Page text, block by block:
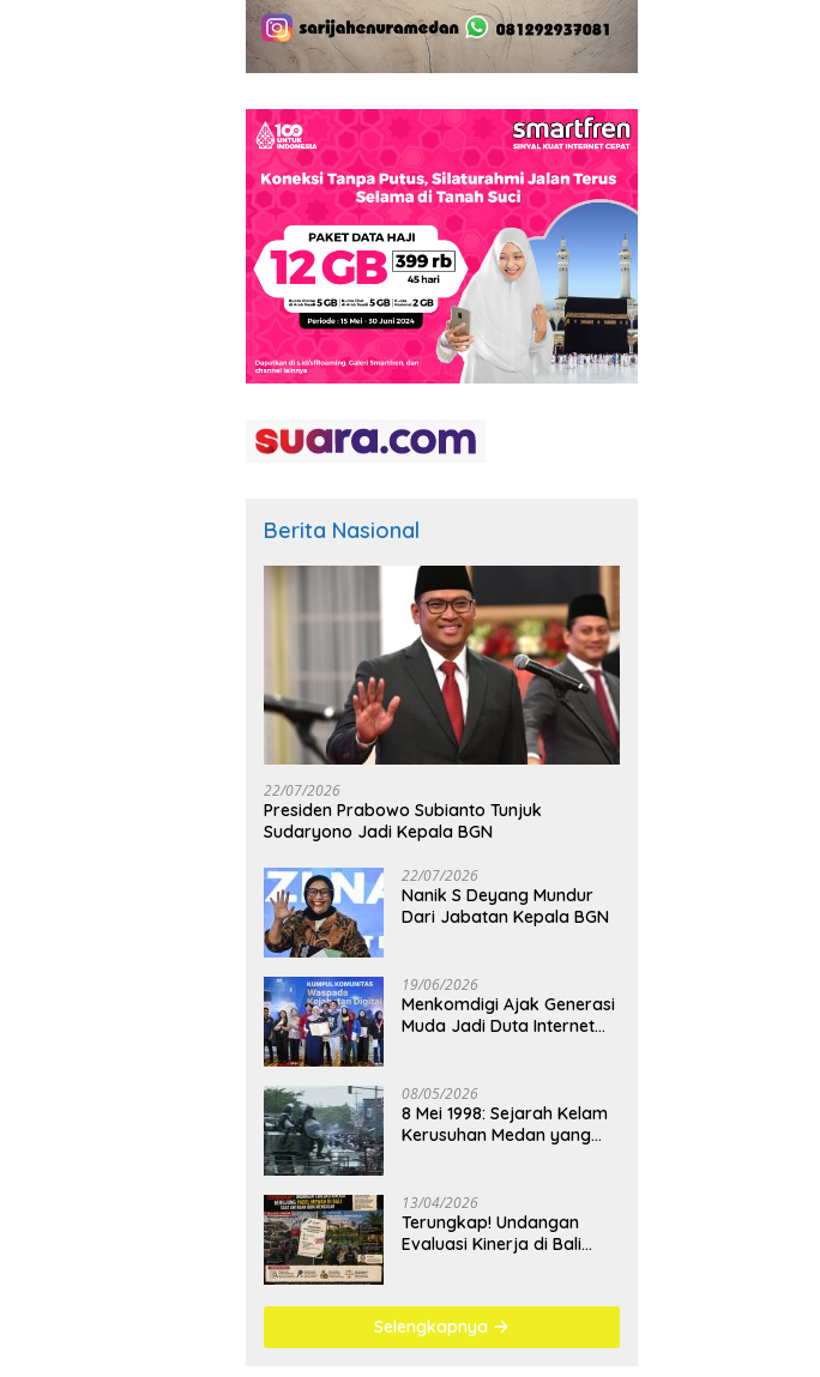
Berita Nasional
22/07/2026
Presiden Prabowo Subianto Tunjuk
Sudaryono Jadi Kepala BGN
22/07/2026
Nanik S Deyang Mundur
Dari Jabatan Kepala BGN
19/06/2026
Menkomdigi Ajak Generasi
Muda Jadi Duta Internet
08/05/2026
8 Mei 1998: Sejarah Kelam
Kerusuhan Medan yang
13/04/2026
Terungkap! Undangan
Evaluasi Kinerja di Bali
Mengular
Selengkapnya